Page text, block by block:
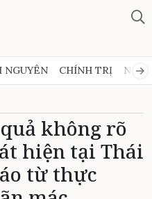
NGUYÊN CHÍNH TRỊ NGHỊ
không rõ
hiện tại Thái
từ thực